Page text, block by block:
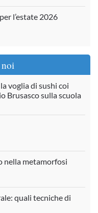
l’estate 2026
voglia di sushi coi
Brusasco sulla scuola
nella metamorfosi
quali tecniche di